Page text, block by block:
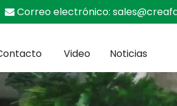
 Correo electrónico:
Video Noticias